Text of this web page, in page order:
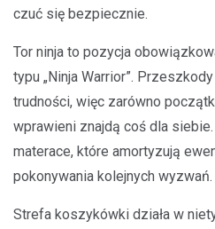
czuć się bezpiecznie.
Tor ninja to pozycja
typu „Ninja Warrior”.
trudności, więc zarówno
wprawieni znajdą coś dla
materace, które amortyzują
pokonywania kolejnych wyzwań.
Strefa koszykówki działa w